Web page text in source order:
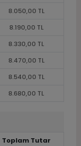
8.050,00 TL
8.190,00 TL
8.330,00 TL
8.470,00 TL
8.540,00 TL
8.680,00 TL
Toplam Tutar